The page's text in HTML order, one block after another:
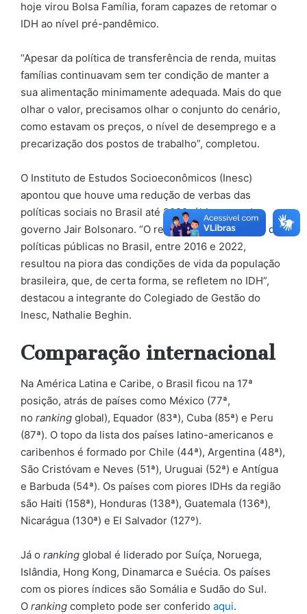
hoje virou Bolsa Família, foram capazes de retomar o
IDH ao nível pré-pandêmico.
“Apesar da política de transferência de renda, muitas
famílias continuavam sem ter condição de manter a
sua alimentação minimamente adequada. Mais do que
olhar o valor, precisamos olhar o conjunto do cenário,
como estavam os preços, o nível de desemprego e a
precarização dos postos de trabalho”, completou.
O Instituto de Estudos Socioeconômicos (Inesc)
apontou que houve uma redução de verbas das
políticas sociais no Brasil até 2022, último ano do
governo Jair Bolsonaro. “O resultado do desmonte das
políticas públicas no Brasil, entre 2016 e 2022,
resultou na piora das condições de vida da população
brasileira, que, de certa forma, se refletem no IDH”,
destacou a integrante do Colegiado de Gestão do
Inesc, Nathalie Beghin.
Comparação internacional
Na América Latina e Caribe, o Brasil ficou na 17ª
posição, atrás de países como México (77ª,
no ranking global), Equador (83ª), Cuba (85ª) e Peru
(87ª). O topo da lista dos países latino-americanos e
caribenhos é formado por Chile (44ª), Argentina (48ª),
São Cristóvam e Neves (51ª), Uruguai (52ª) e Antígua
e Barbuda (54ª). Os países com piores IDHs da região
são Haiti (158ª), Honduras (138ª), Guatemala (136ª),
Nicarágua (130ª) e El Salvador (127º).
Já o ranking global é liderado por Suíça, Noruega,
Islândia, Hong Kong, Dinamarca e Suécia. Os países
com os piores índices são Somália e Sudão do Sul.
O ranking completo pode ser conferido aqui.